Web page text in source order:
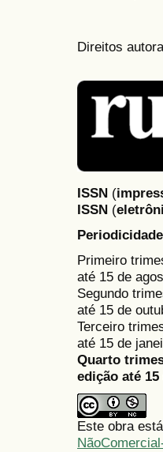
Direitos
ISSN (
ISSN (
Periodicidade
Primeiro
até 15 de
Segundo
até 15 de
Terceiro
até 15 de
Quarto
edição até
Este obra